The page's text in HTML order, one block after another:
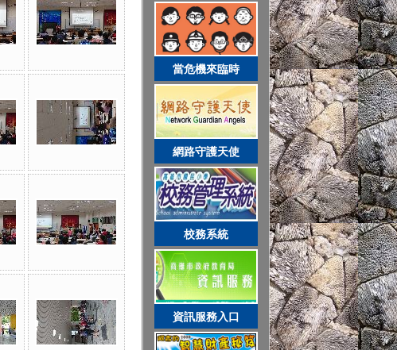
智慧財產權
節能減碳全民行動
空氣品質監測站
圓夢助學網
詐騙5所不在
當危機來臨時
網路守護天使
校務系統